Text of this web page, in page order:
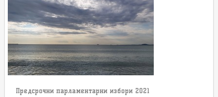
Предсрочни парламентарни избори 2021